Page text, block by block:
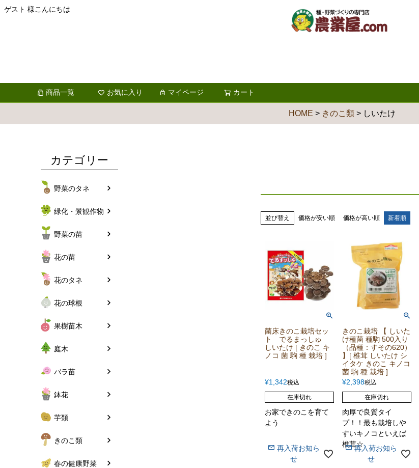
ゲスト 様こんにちは
商品一覧 お気に入り マイページ カート
HOME きのこ類 しいたけ
カテゴリー
野菜のタネ
緑化・景観作物
野菜の苗
花の苗
花のタネ
花の球根
果樹苗木
庭木
バラ苗
鉢花
芋類
きのこ類
春の健康野菜
並び替え 価格が安い順 価格が高い順 新着順
菌床きのこ栽培セッ
ト でるまっしゅ
しいたけ [ きのこ キ
ノコ 菌 駒 種 栽培 ]
¥1,342税込
在庫切れ
お家できのこを育て
よう
再入荷お知ら
せ
きのこ栽培 【 しいた
け種菌 種駒 500入り
（品種：すその620）
】[ 椎茸 しいたけ シ
イタケ きのこ キノコ
菌 駒 種 栽培 ]
¥2,398税込
在庫切れ
肉厚で良質タイ
プ！！最も栽培しや
すいキノコといえば
椎茸☆再入荷お知ら
せ